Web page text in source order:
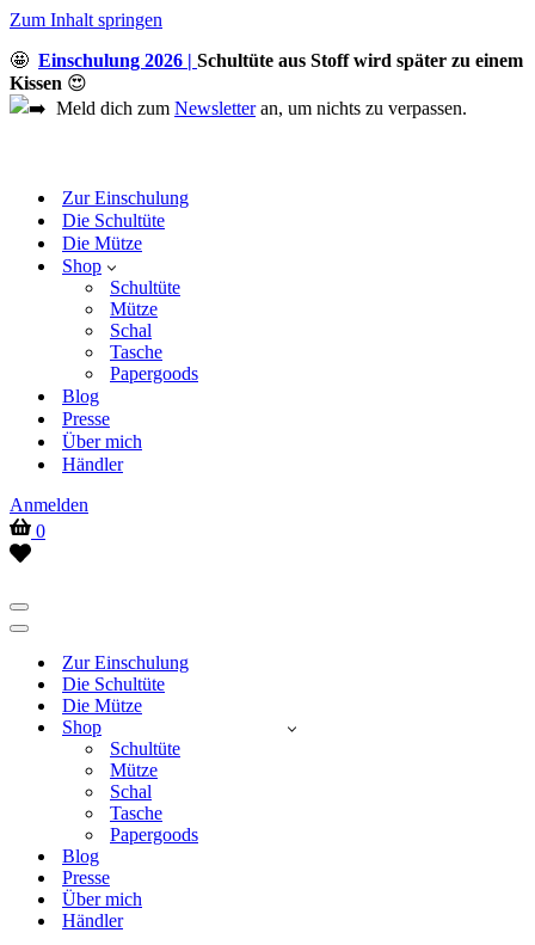
Zum Inhalt springen
🤩 Einschulung 2026 | Schultüte aus Stoff wird später zu einem
Kissen 😍
Meld dich zum Newsletteran, um nichts zu verpassen.
Zur Einschulung
Die Schultüte
Die Mütze
Shop
Schultüte
Mütze
Schal
Tasche
Papergoods
Blog
Presse
Über mich
Händler
Anmelden
Warenkorb
0
Wish
Navigationsmenü
Navigationsmenü
Zur Einschulung
Die Schultüte
Die Mütze
Shop
Schultüte
Mütze
Schal
Tasche
Papergoods
Blog
Presse
Über mich
Händler